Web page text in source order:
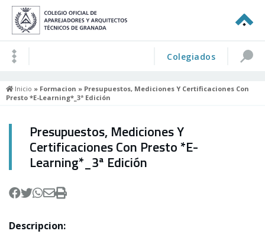
Colegiados
Inicio » Formacion » Presupuestos, Mediciones Y Certificaciones Con
Presto *E-Learning*_3ª Edición
Presupuestos, Mediciones Y
Certificaciones Con Presto *E-
Learning*_3ª Edición
Descripcion: